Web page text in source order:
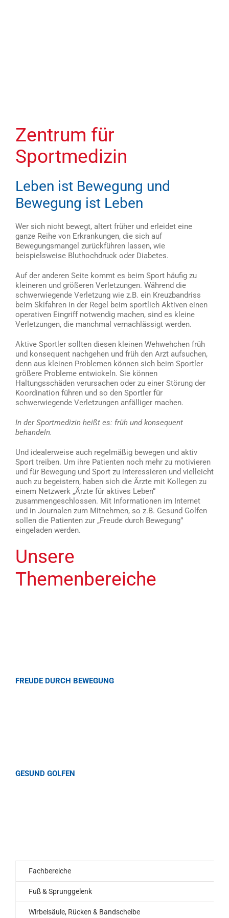
Zentrum für
Sportmedizin
Leben ist Bewegung und
Bewegung ist Leben
Wer sich nicht bewegt, altert früher und erleidet eine
ganze Reihe von Erkrankungen, die sich auf
Bewegungsmangel zurückführen lassen, wie
beispielsweise Bluthochdruck oder Diabetes.
Auf der anderen Seite kommt es beim Sport häufig zu
kleineren und größeren Verletzungen. Während die
schwerwiegende Verletzung wie z.B. ein Kreuzbandriss
beim Skifahren in der Regel beim sportlich Aktiven einen
operativen Eingriff notwendig machen, sind es kleine
Verletzungen, die manchmal vernachlässigt werden.
Aktive Sportler sollten diesen kleinen Wehwehchen früh
und konsequent nachgehen und früh den Arzt aufsuchen,
denn aus kleinen Problemen können sich beim Sportler
größere Probleme entwickeln. Sie können
Haltungsschäden verursachen oder zu einer Störung der
Koordination führen und so den Sportler für
schwerwiegende Verletzungen anfälliger machen.
In der Sportmedizin heißt es: früh und konsequent
behandeln.
Und idealerweise auch regelmäßig bewegen und aktiv
Sport treiben. Um ihre Patienten noch mehr zu motivieren
und für Bewegung und Sport zu interessieren und vielleicht
auch zu begeistern, haben sich die Ärzte mit Kollegen zu
einem Netzwerk „Ärzte für aktives Leben”
zusammengeschlossen. Mit Informationen im Internet
und in Journalen zum Mitnehmen, so z.B. Gesund Golfen
sollen die Patienten zur „Freude durch Bewegung”
eingeladen werden.
Unsere
Themenbereiche
FREUDE DURCH BEWEGUNG
GESUND GOLFEN
Fachbereiche
Fuß & Sprunggelenk
Wirbelsäule, Rücken & Bandscheibe